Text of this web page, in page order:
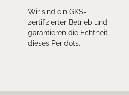
Wir sind ein GKS-
zertifizierter Betrieb und
garantieren die Echtheit
dieses Peridots.